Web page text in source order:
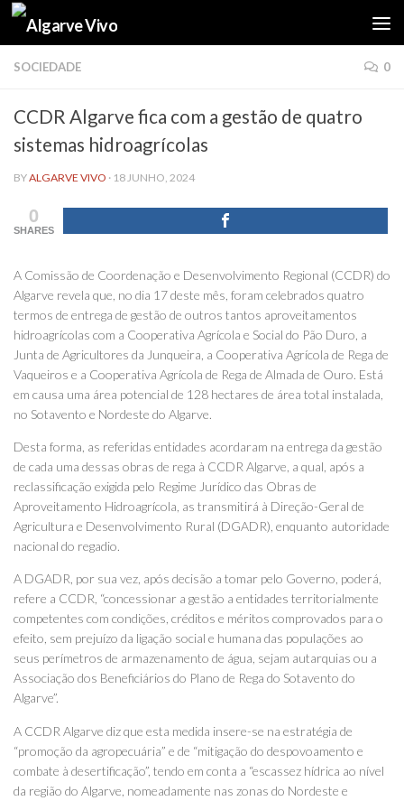
Skip to content
SOCIEDADE 0
CCDR Algarve fica com a gestão de quatro
sistemas hidroagrícolas
BYALGARVE VIVO · 18 JUNHO, 2024
0
SHARES
A Comissão de Coordenação e Desenvolvimento Regional (CCDR) do
Algarve revela que, no dia 17 deste mês, foram celebrados quatro
termos de entrega de gestão de outros tantos aproveitamentos
hidroagrícolas com a Cooperativa Agrícola e Social do Pão Duro, a
Junta de Agricultores da Junqueira, a Cooperativa Agrícola de Rega de
Vaqueiros e a Cooperativa Agrícola de Rega de Almada de Ouro. Está
em causa uma área potencial de 128 hectares de área total instalada,
no Sotavento e Nordeste do Algarve.
Desta forma, as referidas entidades acordaram na entrega da gestão
de cada uma dessas obras de rega à CCDR Algarve, a qual, após a
reclassificação exigida pelo Regime Jurídico das Obras de
Aproveitamento Hidroagrícola, as transmitirá à Direção-Geral de
Agricultura e Desenvolvimento Rural (DGADR), enquanto autoridade
nacional do regadio.
A DGADR, por sua vez, após decisão a tomar pelo Governo, poderá,
refere a CCDR, “concessionar a gestão a entidades territorialmente
competentes com condições, créditos e méritos comprovados para o
efeito, sem prejuízo da ligação social e humana das populações ao
seus perímetros de armazenamento de água, sejam autarquias ou a
Associação dos Beneficiários do Plano de Rega do Sotavento do
Algarve”.
A CCDR Algarve diz que esta medida insere-se na estratégia de
“promoção da agropecuária” e de “mitigação do despovoamento e
combate à desertificação”, tendo em conta a “escassez hídrica ao nível
da região do Algarve, nomeadamente nas zonas do Nordeste e